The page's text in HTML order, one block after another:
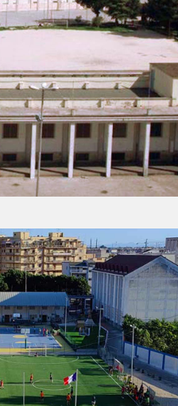
-Don Bosco
ROSSANO -Maria
Giovanni Bosco
-Beato Michele Rua
-Santa Maria del
AKM
Shën Pjetri dhe Pali
Giovanni Bosco
Bosko
Don Bosko
Centro Don Bosco